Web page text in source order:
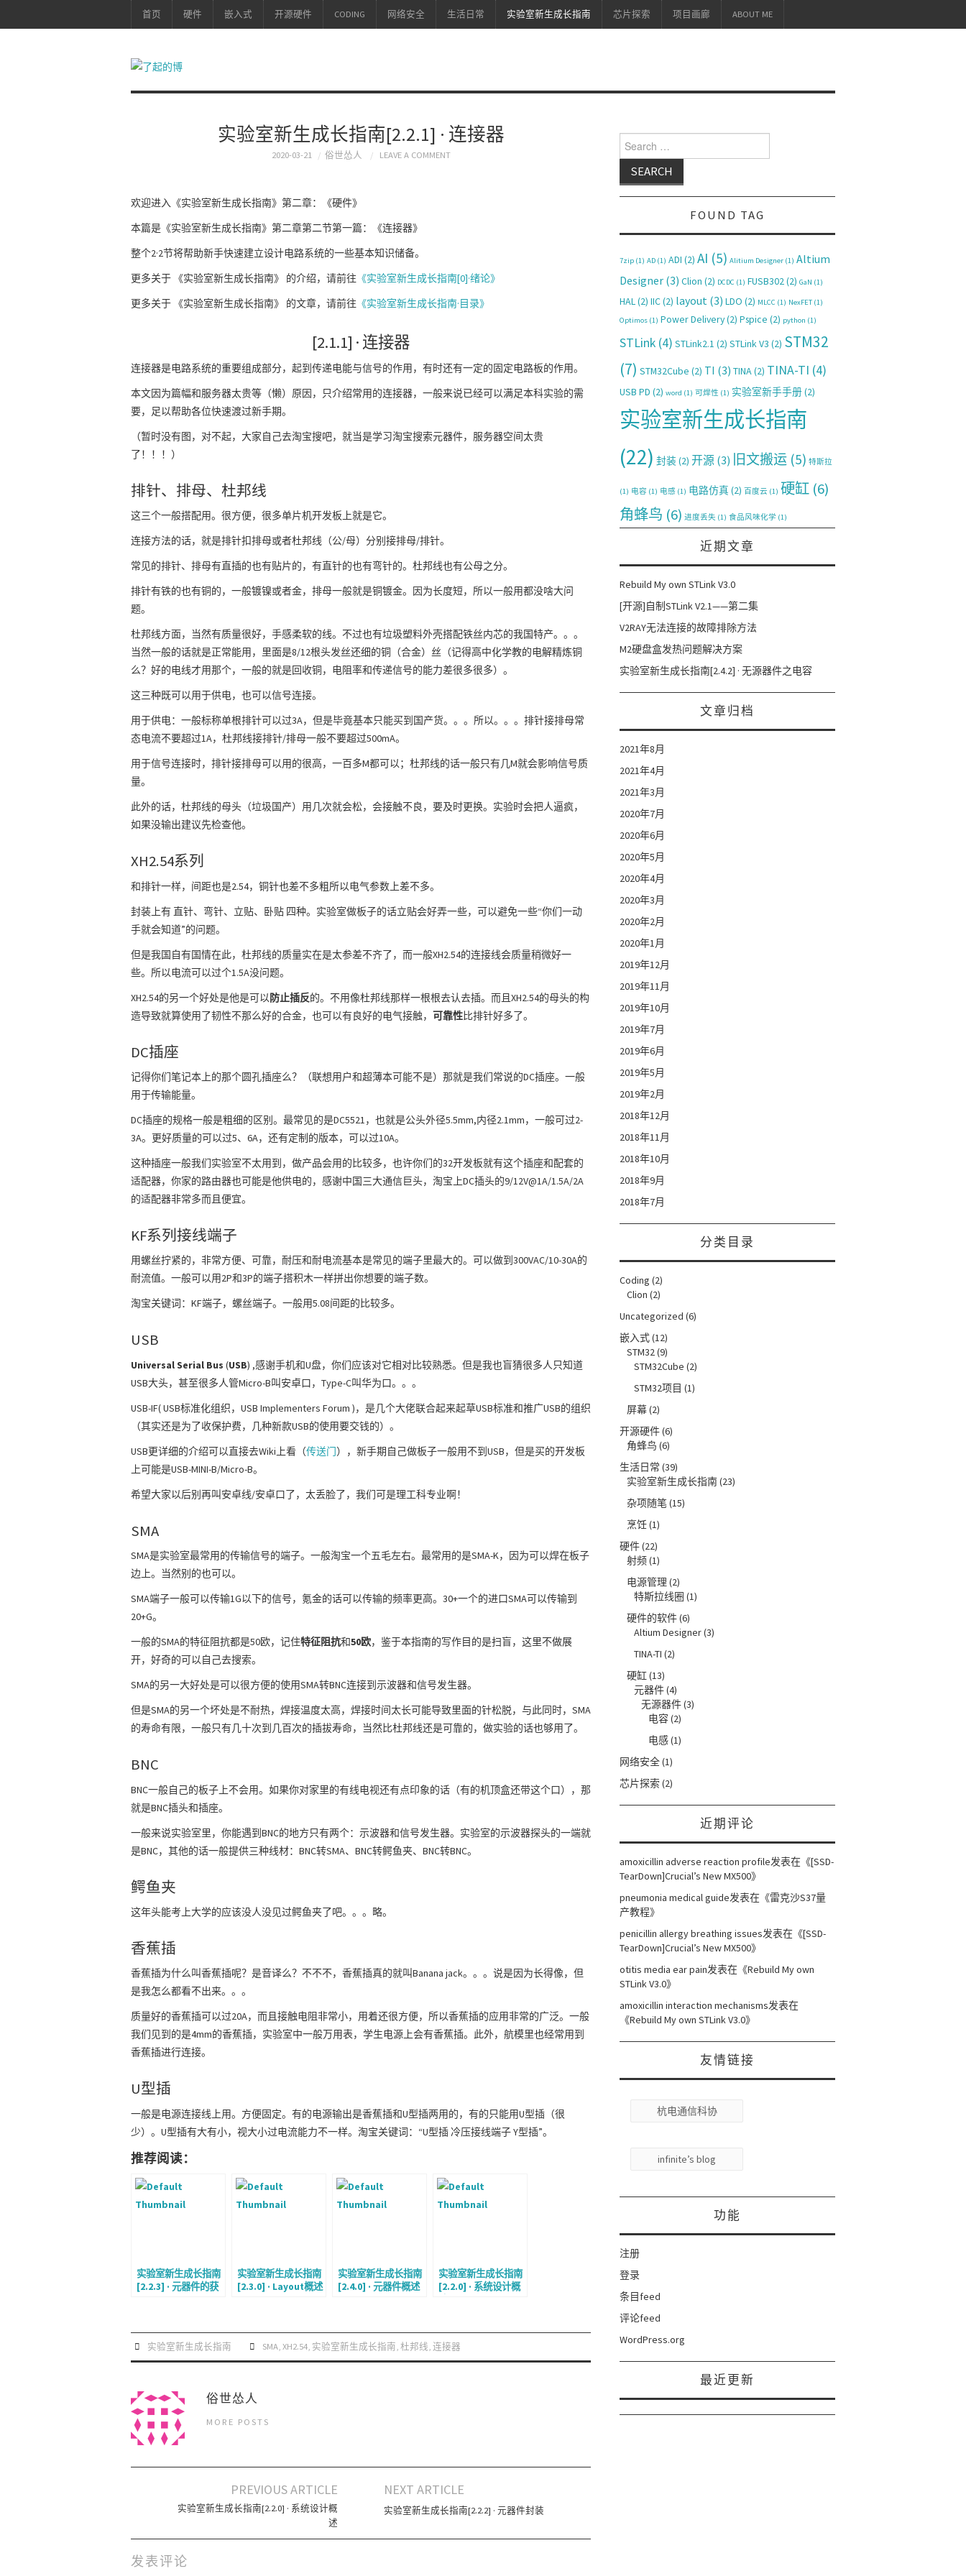
首页 硬件 嵌入式 开源硬件 CODING 网络安全 生活日常 实验室新生成长指南 芯片探索 项目画廊 ABOUT ME
实验室新生成长指南[2.2.1] · 连接器
2020-03-21 俗世怂人 LEAVE A COMMENT
欢迎进入《实验室新生成长指南》第二章：《硬件》
本篇是《实验室新生成长指南》第二章第二节第一篇：《连接器》
整个2·2节将帮助新手快速建立设计电路系统的一些基本知识储备。
更多关于 《实验室新生成长指南》 的介绍，请前往 《实验室新生成长指南[0]·绪论》
更多关于 《实验室新生成长指南》 的文章，请前往 《实验室新生成长指南·目录》
[2.1.1] · 连接器
连接器是电路系统的重要组成部分，起到传递电能与信号的作用，有时还有一定的固定电路板的作用。
本文因为篇幅和服务器太贵等（懒）原因，只介绍常用的连接器，一般来说已经可以满足本科实验的需
要，足以帮助各位快速渡过新手期。
（暂时没有图，对不起，大家自己去淘宝搜吧，就当是学习淘宝搜索元器件，服务器空间太贵
了！！！）
排针、排母、杜邦线
这三个一般搭配用。很方便，很多单片机开发板上就是它。
连接方法的话，就是排针扣排母或者杜邦线（公/母）分别接排母/排针。
常见的排针、排母有直插的也有贴片的，有直针的也有弯针的。杜邦线也有公母之分。
排针有铁的也有铜的，一般镀镍或者金，排母一般就是铜镀金。因为长度短，所以一般用都没啥大问
题。
杜邦线方面，当然有质量很好，手感柔软的线。不过也有垃圾塑料外壳搭配铁丝内芯的我国特产。。。
当然一般的话就是正常能用，里面是8/12根头发丝还细的铜（合金）丝（记得高中化学教的电解精炼铜
么？好的电线才用那个，一般的就是回收铜，电阻率和传递信号的能力差很多很多）。
这三种既可以用于供电，也可以信号连接。
用于供电：一般标称单根排针可以过3A，但是毕竟基本只能买到国产货。。。所以。。。排针接排母常
态电流不要超过1A，杜邦线接排针/排母一般不要超过500mA。
用于信号连接时，排针接排母可以用的很高，一百多M都可以；杜邦线的话一般只有几M就会影响信号质
量。
此外的话，杜邦线的母头（垃圾国产）用几次就会松，会接触不良，要及时更换。实验时会把人逼疯，
如果没输出建议先检查他。
XH2.54系列
和排针一样，间距也是2.54，铜针也差不多粗所以电气参数上差不多。
封装上有 直针、弯针、立贴、卧贴 四种。实验室做板子的话立贴会好弄一些，可以避免一些“你们一动
手就会知道”的问题。
但是我国自有国情在此，杜邦线的质量实在是太参差不齐了，而一般XH2.54的连接线会质量稍微好一
些。所以电流可以过个1.5A没问题。
XH2.54的另一个好处是他是可以防止插反的。不用像杜邦线那样一根根去认去插。而且XH2.54的母头的构
造导致就算使用了韧性不那么好的合金，也可以有良好的电气接触， 可靠性比排针好多了。
DC插座
记得你们笔记本上的那个圆孔插座么？（联想用户和超薄本可能不是）那就是我们常说的DC插座。一般
用于传输能量。
DC插座的规格一般是粗细的区别。最常见的是DC5521，也就是公头外径5.5mm,内径2.1mm，一般可过2-
3A。更好质量的可以过5、6A，还有定制的版本，可以过10A。
这种插座一般我们实验室不太用到，做产品会用的比较多，也许你们的32开发板就有这个插座和配套的
适配器，你家的路由器也可能是他供电的，感谢中国三大通信巨头，淘宝上DC插头的9/12V@1A/1.5A/2A
的适配器非常多而且便宜。
KF系列接线端子
用螺丝拧紧的，非常方便、可靠，耐压和耐电流基本是常见的端子里最大的。可以做到300VAC/10-30A的
耐流值。一般可以用2P和3P的端子搭积木一样拼出你想要的端子数。
淘宝关键词：KF端子，螺丝端子。一般用5.08间距的比较多。
USB
Universal Serial Bus (USB) ,感谢手机和U盘，你们应该对它相对比较熟悉。但是我也盲猜很多人只知道
USB大头，甚至很多人管Micro-B叫安卓口，Type-C叫华为口。。。
USB-IF( USB标准化组织，USB Implementers Forum )，是几个大佬联合起来起草USB标准和推广USB的组织
（其实还是为了收保护费，几种新款USB的使用要交钱的）。
USB更详细的介绍可以直接去Wiki上看（传送门），新手期自己做板子一般用不到USB，但是买的开发板
上可能是USB-MINI-B/Micro-B。
希望大家以后别再叫安卓线/安卓口了，太丢脸了，我们可是理工科专业啊！
SMA
SMA是实验室最常用的传输信号的端子。一般淘宝一个五毛左右。最常用的是SMA-K，因为可以焊在板子
边上。当然别的也可以。
SMA端子一般可以传输1G以下的信号，氪金的话可以传输的频率更高。30+一个的进口SMA可以传输到
20+G。
一般的SMA的特征阻抗都是50欧，记住特征阻抗和50欧，鉴于本指南的写作目的是扫盲，这里不做展
开，好奇的可以自己去搜索。
SMA的另一大好处是可以很方便的使用SMA转BNC连接到示波器和信号发生器。
但是SMA的另一个坏处是不耐热，焊接温度太高，焊接时间太长可能导致里面的针松脱，与此同时，SMA
的寿命有限，一般只有几十次到几百次的插拔寿命，当然比杜邦线还是可靠的，做实验的话也够用了。
BNC
BNC一般自己的板子上不会用。如果你对家里的有线电视还有点印象的话（有的机顶盒还带这个口），那
就是BNC插头和插座。
一般来说实验室里，你能遇到BNC的地方只有两个：示波器和信号发生器。实验室的示波器探头的一端就
是BNC，其他的话一般提供三种线材：BNC转SMA、BNC转鳄鱼夹、BNC转BNC。
鳄鱼夹
这年头能考上大学的应该没人没见过鳄鱼夹了吧。。。略。
香蕉插
香蕉插为什么叫香蕉插呢？是音译么？不不不，香蕉插真的就叫Banana jack。。。说是因为长得像，但
是我怎么都看不出来。。。
质量好的香蕉插可以过20A，而且接触电阻非常小，用着还很方便，所以香蕉插的应用非常的广泛。一般
我们见到的是4mm的香蕉插，实验室中一般万用表，学生电源上会有香蕉插。此外，航模里也经常用到
香蕉插进行连接。
U型插
一般是电源连接线上用。方便固定。有的电源输出是香蕉插和U型插两用的，有的只能用U型插（很
少）。U型插有大有小，视大小过电流能力不一样。淘宝关键词：“U型插 冷压接线端子 Y型插”。
推荐阅读：
实验室新生成长指南
[2.2.3] · 元器件的获
实验室新生成长指南
[2.3.0] · Layout概述
实验室新生成长指南
[2.4.0] · 元器件概述
实验室新生成长指南
[2.2.0] · 系统设计概
实验室新生成长指南 SMA ,XH2.54 实验室新生成长指南 ,杜邦线 ,连接器
俗世怂人
MORE POSTS
Post navigation
PREVIOUS ARTICLE
实验室新生成长指南[2.2.0] · 系统设计概
述
NEXT ARTICLE
实验室新生成长指南[2.2.2] · 元器件封装
发表评论
Search for:
FOUND TAG
7zip (1) AD (1) ADI (2) AI (5) Alitium Designer (1) Altium
Designer (3) Clion (2) DCDC (1) FUSB302(2) GaN (1)
HAL(2) IIC(2) layout (3) LDO (2) MLCC (1) NexFET (1)
Optimos (1) Power Delivery(2) Pspice (2) python (1)
STLink (4) STLink2.1 (2) STLink V3 (2) STM32
(7) STM32Cube (2) TI (3) TINA(2) TINA-TI (4)
USB PD (2) word (1) 可焊性 (1) 实验室新手手册(2)
实验室新生成长指南
(22) 封装 (2) 开源 (3) 旧文搬运 (5) 特斯拉
(1) 电容 (1) 电感 (1) 电路仿真 (2) 百度云 (1) 硬缸 (6)
角蜂鸟 (6) 进度丢失 (1) 食品风味化学 (1)
近期文章
Rebuild My own STLink V3.0
[开源]自制STLink V2.1——第二集
V2RAY无法连接的故障排除方法
M2硬盘盒发热问题解决方案
实验室新生成长指南[2.4.2] · 无源器件之电容
文章归档
2021年8月
2021年4月
2021年3月
2020年7月
2020年6月
2020年5月
2020年4月
2020年3月
2020年2月
2020年1月
2019年12月
2019年11月
2019年10月
2019年7月
2019年6月
2019年5月
2019年2月
2018年12月
2018年11月
2018年10月
2018年9月
2018年7月
分类目录
Coding (2)
Clion (2)
Uncategorized (6)
嵌入式(12)
STM32(9)
STM32Cube (2)
STM32项目 (1)
屏幕(2)
开源硬件(6)
角蜂鸟 (6)
生活日常 (39)
实验室新生成长指南(23)
杂项随笔(15)
烹饪(1)
硬件(22)
射频(1)
电源管理 (2)
特斯拉线圈 (1)
硬件的软件(6)
Altium Designer(3)
TINA-TI (2)
硬缸(13)
元器件(4)
无源器件(3)
电容(2)
电感(1)
网络安全(1)
芯片探索 (2)
近期评论
amoxicillin adverse reaction profile发表在《[SSD-
TearDown]Crucial’s New MX500》
pneumonia medical guide发表在《雷克沙S37量
产教程》
penicillin allergy breathing issues发表在《[SSD-
TearDown]Crucial’s New MX500》
otitis media ear pain发表在《Rebuild My own
STLink V3.0》
amoxicillin interaction mechanisms发表在
《Rebuild My own STLink V3.0》
友情链接
杭电通信科协
infinite’s blog
功能
注册
登录
条目feed
评论feed
WordPress.org
最近更新